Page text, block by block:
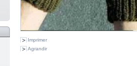
Imprimer
Agrandir